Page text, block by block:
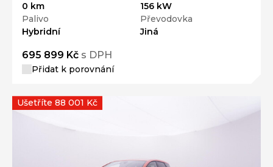
0 km
156 kW
Palivo
Hybridní
Převodovka
Jiná
695 899 Kč s DPH
Přidat k porovnání
Ušetříte 88 001 Kč